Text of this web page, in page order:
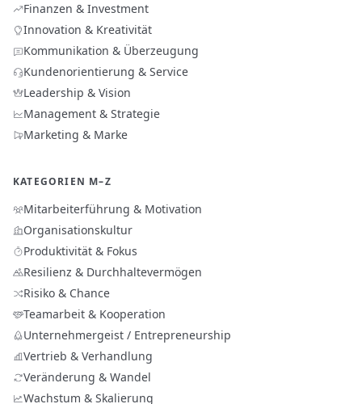
Finanzen & Investment
Innovation & Kreativität
Kommunikation & Überzeugung
Kundenorientierung & Service
Leadership & Vision
Management & Strategie
Marketing & Marke
KATEGORIEN M–Z
Mitarbeiterführung & Motivation
Organisationskultur
Produktivität & Fokus
Resilienz & Durchhaltevermögen
Risiko & Chance
Teamarbeit & Kooperation
Unternehmergeist / Entrepreneurship
Vertrieb & Verhandlung
Veränderung & Wandel
Wachstum & Skalierung